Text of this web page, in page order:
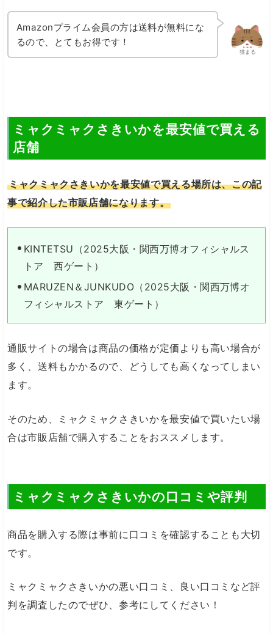
猫まる
Amazonプライム会員の方は送料が無料にな
るので、とてもお得です！
ミャクミャクさきいかを最安値で買える
店舗
ミャクミャクさきいかを最安値で買える場所は、この記
事で紹介した市販店舗になります。
KINTETSU（2025大阪・関西万博オフィシャルス
トア 西ゲート）
MARUZEN＆JUNKUDO（2025大阪・関西万博オ
フィシャルストア 東ゲート）
通販サイトの場合は商品の価格が定価よりも高い場合が
多く、送料もかかるので、どうしても高くなってしまい
ます。
そのため、ミャクミャクさきいかを最安値で買いたい場
合は市販店舗で購入することをおススメします。
ミャクミャクさきいかの口コミや評判
商品を購入する際は事前に口コミを確認することも大切
です。
ミャクミャクさきいかの悪い口コミ、良い口コミなど評
判を調査したのでぜひ、参考にしてください！